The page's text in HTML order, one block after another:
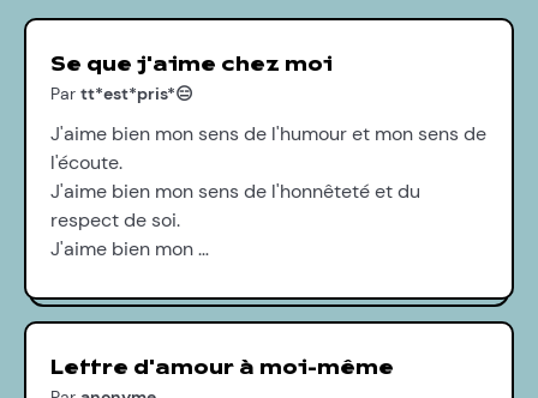
Se que j'aime chez moi
Par tt*est*pris*😑
J'aime bien mon sens de l'humour et mon sens de
l'écoute.
J'aime bien mon sens de l'honnêteté et du
respect de soi.
J'aime bien mon …
Lettre d'amour à moi-même